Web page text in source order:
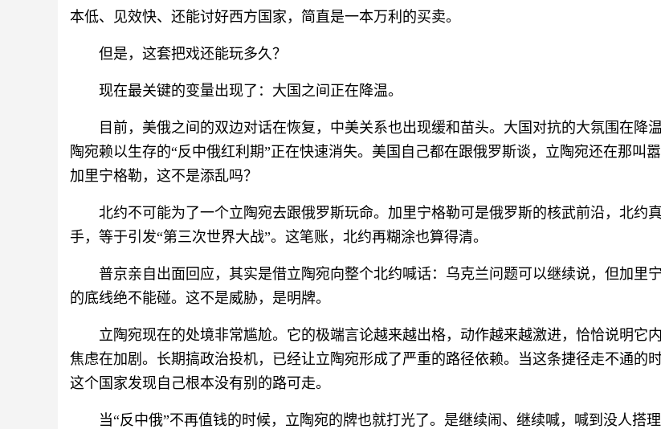
本低、见效快、还能讨好西方国家，简直是一本万利的买卖。
但是，这套把戏还能玩多久？
现在最关键的变量出现了：大国之间正在降温。
目前，美俄之间的双边对话在恢复，中美关系也出现缓和苗头。大国对抗的大氛围在降
陶宛赖以生存的“反中俄红利期”正在快速消失。美国自己都在跟俄罗斯谈，立陶宛还在那叫
加里宁格勒，这不是添乱吗？
北约不可能为了一个立陶宛去跟俄罗斯玩命。加里宁格勒可是俄罗斯的核武前沿，北约
手，等于引发“第三次世界大战”。这笔账，北约再糊涂也算得清。
普京亲自出面回应，其实是借立陶宛向整个北约喊话：乌克兰问题可以继续说，但加里
的底线绝不能碰。这不是威胁，是明牌。
立陶宛现在的处境非常尴尬。它的极端言论越来越出格，动作越来越激进，恰恰说明它
焦虑在加剧。长期搞政治投机，已经让立陶宛形成了严重的路径依赖。当这条捷径走不通的时
这个国家发现自己根本没有别的路可走。
当“反中俄”不再值钱的时候，立陶宛的牌也就打光了。是继续闹、继续喊，喊到没人搭